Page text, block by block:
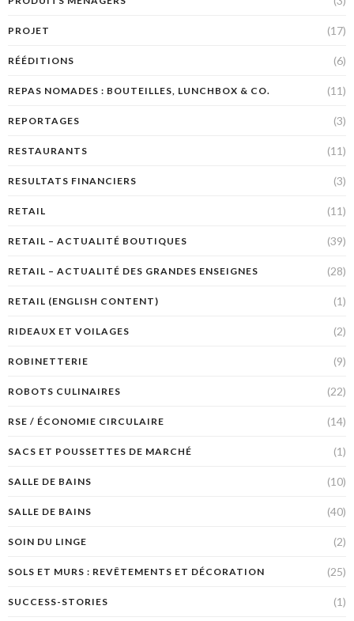
PROJET (17)
RÉÉDITIONS (6)
REPAS NOMADES : BOUTEILLES, LUNCHBOX & CO. (11)
REPORTAGES (3)
RESTAURANTS (11)
RESULTATS FINANCIERS (3)
RETAIL (11)
RETAIL – ACTUALITÉ BOUTIQUES (39)
RETAIL – ACTUALITÉ DES GRANDES ENSEIGNES (28)
RETAIL (ENGLISH CONTENT) (1)
RIDEAUX ET VOILAGES (2)
ROBINETTERIE (9)
ROBOTS CULINAIRES (22)
RSE / ÉCONOMIE CIRCULAIRE (14)
SACS ET POUSSETTES DE MARCHÉ (1)
SALLE DE BAINS (10)
SALLE DE BAINS (40)
SOIN DU LINGE (2)
SOLS ET MURS : REVÊTEMENTS ET DÉCORATION (25)
SUCCESS-STORIES (1)